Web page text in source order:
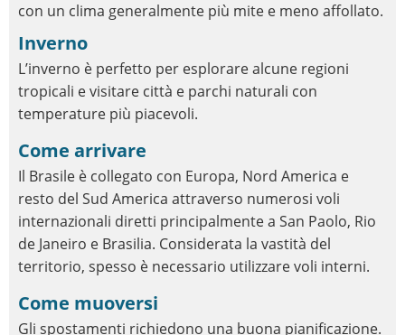
con un clima generalmente più mite e meno affollato.
Inverno
L’inverno è perfetto per esplorare alcune regioni
tropicali e visitare città e parchi naturali con
temperature più piacevoli.
Come arrivare
Il Brasile è collegato con Europa, Nord America e
resto del Sud America attraverso numerosi voli
internazionali diretti principalmente a San Paolo, Rio
de Janeiro e Brasilia. Considerata la vastità del
territorio, spesso è necessario utilizzare voli interni.
Come muoversi
Gli spostamenti richiedono una buona pianificazione.